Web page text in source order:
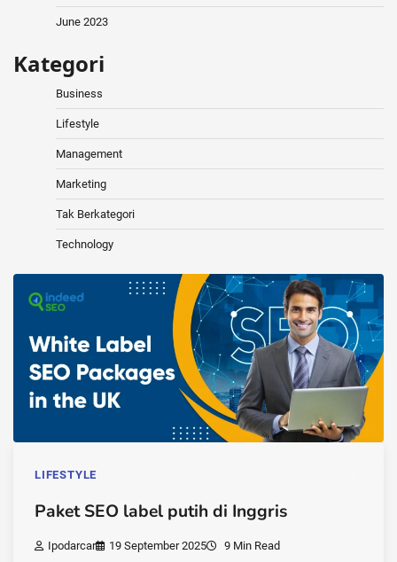
June 2023
Kategori
Business
Lifestyle
Management
Marketing
Tak Berkategori
Technology
LIFESTYLE
Paket SEO label putih di Inggris
Ipodarcar 19 September 2025 9 Min Read